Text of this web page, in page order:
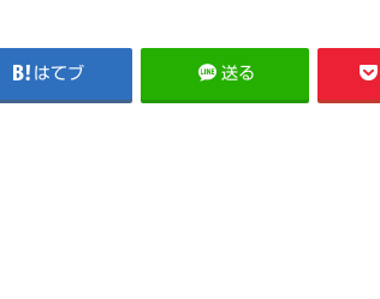
はてブ 送る